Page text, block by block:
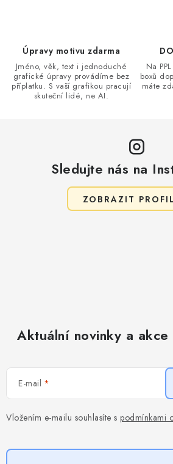
y
Úpravy motivu zdarma
Jméno, věk, text i jednoduché
grafické úpravy provádíme bez
příplatku. S vaší grafikou pracují
skuteční lidé, ne AI.
Na
boxů
máte
Sledujte nás na
ZOBRAZIT PROFIL
Aktuální novinky a akce
E-mail
Vložením e-mailu souhlasíte s podmínkami